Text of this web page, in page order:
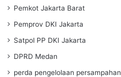
Pemkot Jakarta Barat
Pemprov DKI Jakarta
Satpol PP DKI Jakarta
DPRD Medan
perda pengelolaan persampahan